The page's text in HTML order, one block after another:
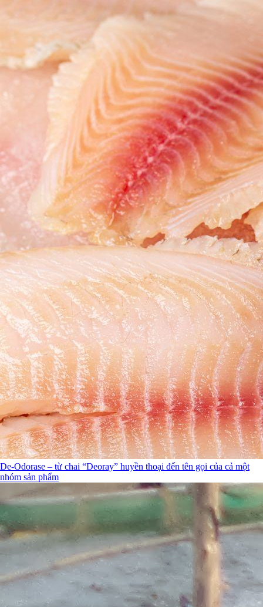
De-Odorase – từ chai “Deoray” huyền thoại đến tên gọi của cả một
nhóm sản phẩm